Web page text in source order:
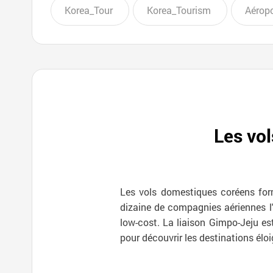
Korea_Tour Korea_Tourism
Les
Les vols domestiques coréens
dizaine de compagnies aériennes
low-cost. La liaison Gimpo-Jeju
pour découvrir les destinations